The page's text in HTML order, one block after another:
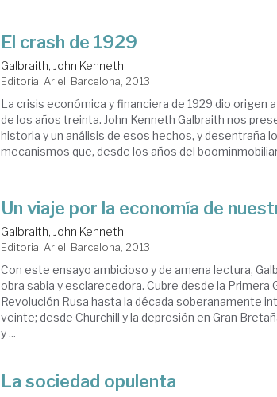
El crash de 1929
Galbraith, John Kenneth
Editorial Ariel. Barcelona, 2013
La crisis económica y financiera de 1929 dio origen
de los años treinta. John Kenneth Galbraith nos
historia y un análisis de esos hechos, y desentraña
mecanismos que, desde los años del
Un viaje por la economía de
Galbraith, John Kenneth
Editorial Ariel. Barcelona, 2013
Con este ensayo ambicioso y de amena lectura,
obra sabia y esclarecedora. Cubre desde la Primera
Revolución Rusa hasta la década soberanamente
veinte; desde Churchill y la depresión en Gran
y ...
La sociedad opulenta